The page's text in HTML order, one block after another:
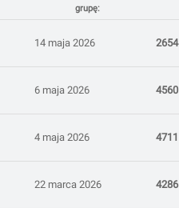
grupę:
14 maja 2026 2654
6 maja 2026 4560
4 maja 2026 4711
22 marca 2026 4286